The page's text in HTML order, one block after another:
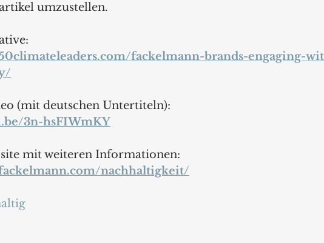
umzustellen.
fackelmann-brands-engaging-
(mit deutschen Untertiteln):
3n-hsFIWmKY
mit weiteren Informationen:
nachhaltigkeit/